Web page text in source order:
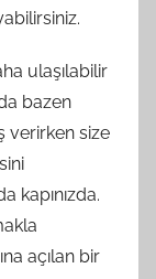
ulaşılabilir
bazen
verirken size
kapınızda.
açılan bir